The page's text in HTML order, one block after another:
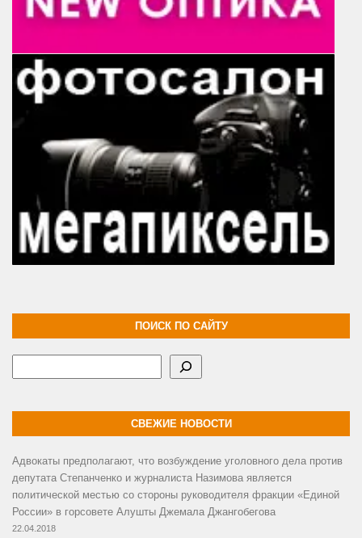
ПОИСК ПО САЙТУ
СВЕЖИЕ НОВОСТИ
Адвокаты предполагают, что возбуждение уголовного дела против
депутата Степанченко и журналиста Назимова является
политической местью со стороны руководителя фракции «Единой
России» в горсовете Алушты Джемала Джангобегова
22.04.2018